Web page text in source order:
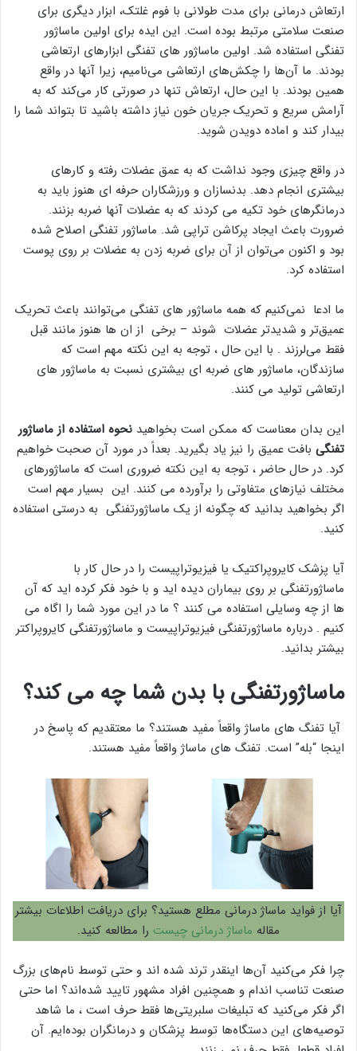
ارتعاش درمانی برای مدت طولانی با فوم غلتک، ابزار دیگری برای
صنعت سلامتی مرتبط بوده است. این ایده برای اولین ماساژور
تفنگی استفاده شد. اولین ماساژور های تفنگی ابزارهای ارتعاشی
بودند. ما آن‌ها را چکش‌های ارتعاشی می‌نامیم، زیرا آنها در واقع
همین بودند. با این حال، ارتعاش تنها در صورتی کار می‌کند که به
آرامش سریع و تحریک جریان خون نیاز داشته باشید تا بتواند شما را
بیدار کند و اماده دویدن شوید.
در واقع چیزی وجود نداشت که به عمق عضلات رفته و کارهای
بیشتری انجام دهد. بدنسازان و ورزشکاران حرفه ای هنوز باید به
درمانگرهای خود تکیه می کردند که به عضلات آنها ضربه بزنند.
ضرورت باعث ایجاد پرکاشن تراپی شد. ماساژور تفنگی اصلاح شده
بود و اکنون می‌توان از آن برای ضربه زدن به عضلات بر روی پوست
استفاده کرد.
ما ادعا نمی‌کنیم که همه ماساژور های تفنگی می‌توانند باعث تحریک
عمیق‌تر و شدیدتر عضلات شوند – برخی از ان ها هنوز مانند قبل
فقط می‌لرزند . با این حال ، توجه به این نکته مهم است که
سازندگان، ماساژور های ضربه ای بیشتری نسبت به ماساژور های
ارتعاشی تولید می کنند.
این بدان معناست که ممکن است بخواهید نحوه استفاده از ماساژور
تفنگی بافت عمیق را نیز یاد بگیرید. بعداً در مورد آن صحبت خواهیم
کرد. در حال حاضر ، توجه به این نکته ضروری است که ماساژورهای
مختلف نیازهای متفاوتی را برآورده می کنند. این بسیار مهم است
اگر بخواهید بدانید که چگونه از یک ماساژورتفنگی به درستی استفاده
کنید.
آیا پزشک کایروپراکتیک یا فیزیوتراپیست را در حال کار با
ماساژورتفنگی بر روی بیماران دیده اید و با خود فکر کرده اید که آن
ها از چه وسایلی استفاده می کنند ؟ ما در این مورد شما را اگاه می
کنیم . درباره ماساژورتفنگی فیزیوتراپیست و ماساژورتفنگی کایروپراکتر
بیشتر بدانید.
ماساژورتفنگی با بدن شما چه می کند؟
آیا تفنگ های ماساژ واقعاً مفید هستند؟ ما معتقدیم که پاسخ در
اینجا “بله” است. تفنگ های ماساژ واقعاً مفید هستند.
آیا از فواید ماساژ درمانی مطلع هستید؟ برای دریافت اطلاعات بیشتر
مقاله ماساژ درمانی چیست را مطالعه کنید.
چرا فکر می‌کنید آن‌ها اینقدر ترند شده اند و حتی توسط نام‌های بزرگ
صنعت تناسب اندام و همچنین افراد مشهور تایید شده‌اند؟ اما حتی
اگر فکر می‌کنید که تبلیغات سلبریتی‌ها فقط حرف است ، ما شاهد
توصیه‌های این دستگاه‌ها توسط پزشکان و درمانگران بوده‌ایم. آن